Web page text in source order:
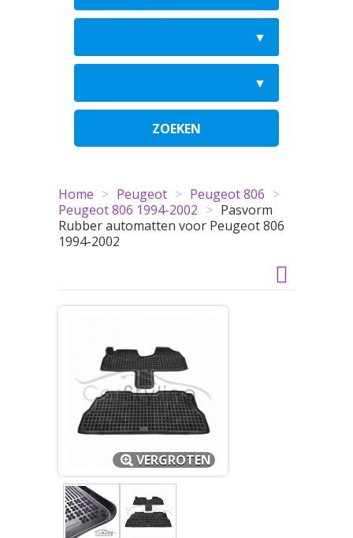
ZOEKEN
Home > Peugeot > Peugeot 806 >
Peugeot 806 1994-2002 > Pasvorm
Rubber automatten voor Peugeot 806
1994-2002
VERGROTEN